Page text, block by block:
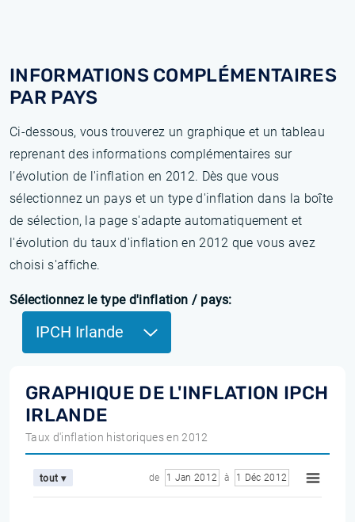
INFORMATIONS COMPLÉMENTAIRES
PAR PAYS
Ci-dessous, vous trouverez un graphique et un tableau
reprenant des informations complémentaires sur
l’évolution de l'inflation en 2012. Dès que vous
sélectionnez un pays et un type d'inflation dans la boîte
de sélection, la page s'adapte automatiquement et
l'évolution du taux d'inflation en 2012 que vous avez
choisi s'affiche.
Sélectionnez le type d'inflation / pays:
IPCH Irlande
GRAPHIQUE DE L'INFLATION IPCH
IRLANDE
Taux d'inflation historiques en 2012
tout ▾ de 1 Jan 2012 à 1 Déc 2012